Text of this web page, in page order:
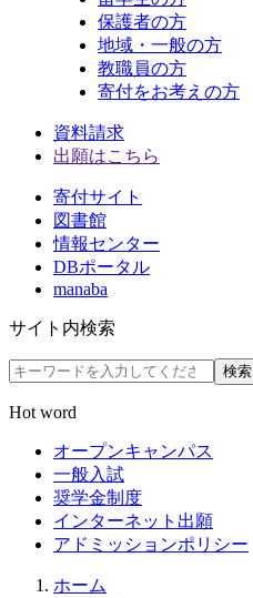
保護者の方
地域・一般の方
教職員の方
寄付をお考えの方
資料請求
出願はこちら
寄付サイト
図書館
情報センター
DBポータル
manaba
サイト内検索
検索
Hot word
オープンキャンパス
一般入試
奨学金制度
インターネット出願
アドミッションポリシー
ホーム